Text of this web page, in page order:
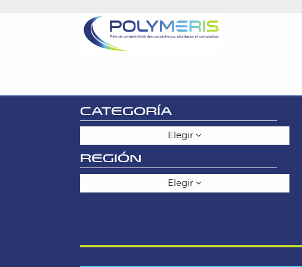
CATEGORÍA
Elegir
REGIÓN
Elegir